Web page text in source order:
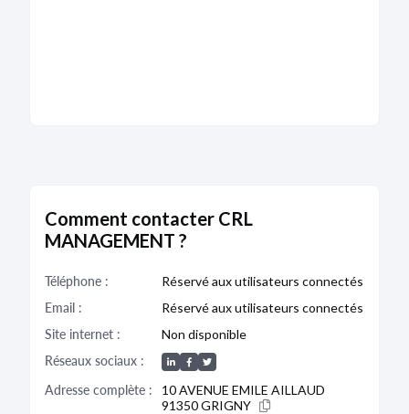
Comment contacter CRL
MANAGEMENT ?
Téléphone :
Réservé aux utilisateurs connectés
Email :
Réservé aux utilisateurs connectés
Site internet :
Non disponible
Réseaux sociaux :
Adresse complète :
10 AVENUE EMILE AILLAUD
91350 GRIGNY